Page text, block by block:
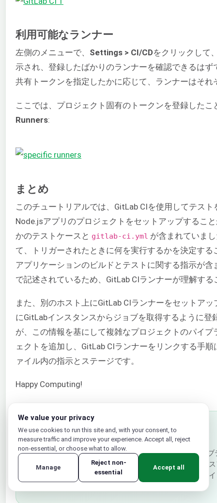
利用可能なランナー
左側のメニューで、 Settings > CI/CDをクリックして
示され、登録したばかりのランナーを確認できるは
共有トークンを指定したかに応じて、ランナーはそ
ここでは、プロジェクト固有のトークンを登録した
Runners:
まとめ
このチュートリアルでは、GitLab CIを使用してテス
Node.jsアプリのプロジェクトをセットアップするこ
かのテストケースと gitlab-ci.yml が含まれていま
て、トリガーされたときに何を実行するかを決定す
アプリケーションのビルドとテストに関する指示が
で記述されているため、GitLab CIランナーが理解す
また、別のホスト上にGitLab CIランナーをセットア
にGitLabインスタンスからジョブを取得するように
が、この情報を基にして複雑なプロジェクトのパイ
ェクトを追加し、GitLab CIランナーをリンクする手
ァイル内の指示とステージです。
Happy Computing!
Hark Labs
著者· CLOUDSIGMA
Preslav DobrevはCloudSigmaのクリエイティ
ングチャネルを活用した一貫性のあるビジネ
ジョンと戦略的マーケティングを融合させ、
We value your privacy
We use cookies to run this site and, with your consent, to
measure traffic and improve your experience. Accept all, reject
non-essential, or choose what to allow.
Manage
Reject non-
essential
Accept all